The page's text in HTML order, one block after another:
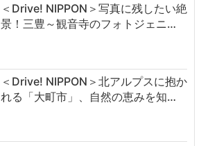
＜Drive! NIPPON＞写真に残したい絶
景！三豊～観音寺のフォトジェニ…
＜Drive! NIPPON＞北アルプスに抱か
れる「大町市」、自然の恵みを知…